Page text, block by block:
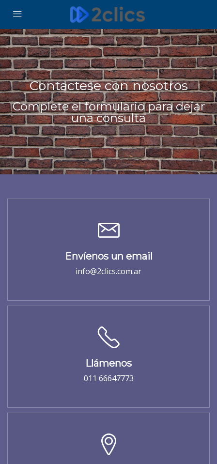
Contactese con nosotros
Complete el formulario para dejar
una consulta
Envíenos un email
info@2clics.com.ar
Llámenos
011 66647773